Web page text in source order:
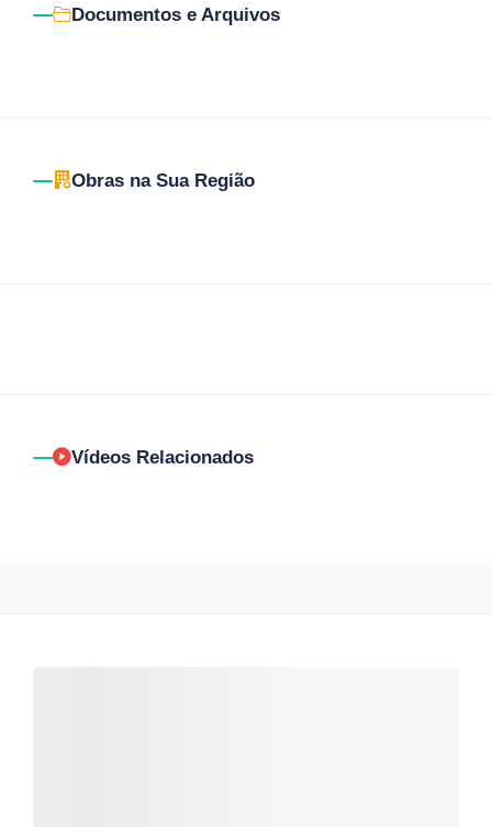
Documentos e Arquivos
Obras na Sua Região
Vídeos Relacionados